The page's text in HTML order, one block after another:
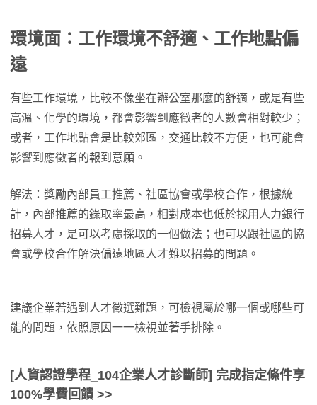
環境面：工作環境不舒適、工作地點偏
遠
有些工作環境，比較不像坐在辦公室那麼的舒適，或是有些
高溫、化學的環境，都會影響到應徵者的人數會相對較少；
或者，工作地點會是比較郊區，交通比較不方便，也可能會
影響到應徵者的報到意願。
解法：獎勵內部員工推薦、社區協會或學校合作，根據統
計，內部推薦的錄取率最高，相對成本也低於採用人力銀行
招募人才，是可以考慮採取的一個做法；也可以跟社區的協
會或學校合作解決偏遠地區人才難以招募的問題。
建議企業若遇到人才徵選難題，可檢視屬於哪一個或哪些可
能的問題，依照原因一一檢視並著手排除。
[人資認證學程_104企業人才診斷師] 完成指定條件享
100%學費回饋 >>